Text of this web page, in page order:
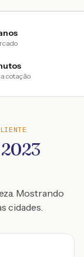
cotação
Mostrando
cidades.